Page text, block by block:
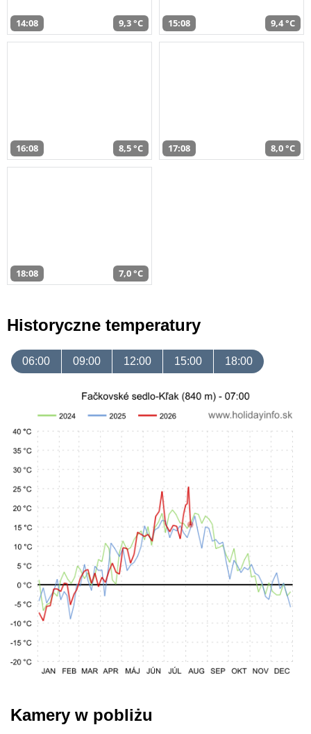
14:08 9,3 °C 15:08 9,4 °C
16:08 8,5 °C 17:08 8,0 °C
18:08 7,0 °C
Historyczne temperatury
06:00 09:00 12:00 15:00 18:00
Kamery w pobliżu